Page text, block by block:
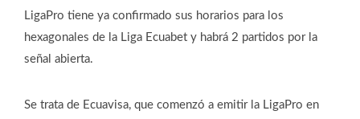
LigaPro tiene ya confirmado sus horarios para los
hexagonales de la Liga Ecuabet y habrá 2 partidos por la
señal abierta.
Se trata de Ecuavisa, que comenzó a emitir la LigaPro en